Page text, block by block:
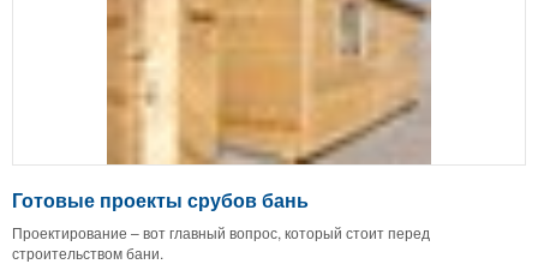
Готовые проекты срубов бань
Проектирование – вот главный вопрос, который стоит перед
строительством бани.